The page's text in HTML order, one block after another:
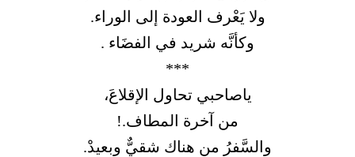
ولا يَعْرف العودة إلى الوراء.
وكأنَّه شريد في الفضَاء .
***
ياصاحبي تحاول الإقلاعَ،
من آخرة المطاف.!
والسَّفرُ من هناك شقيٌّ وبعيدْ.